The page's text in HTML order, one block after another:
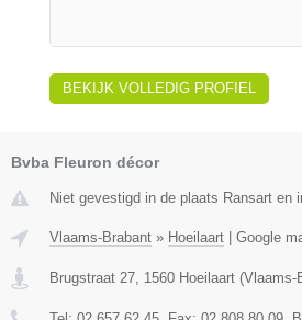
BEKIJK VOLLEDIG PROFIEL
Bvba Fleuron décor
Niet gevestigd in de plaats Ransart en
Vlaams-Brabant » Hoeilaart | Google
Brugstraat 27 1560 Hoeilaart (Vlaams-